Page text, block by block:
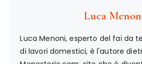
Luca
Luca Menoni, esperto del fai da
di lavori domestici, è l'autore